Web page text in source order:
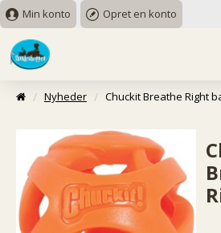
Min konto Opret en konto
Nyheder Chuckit Breathe Right